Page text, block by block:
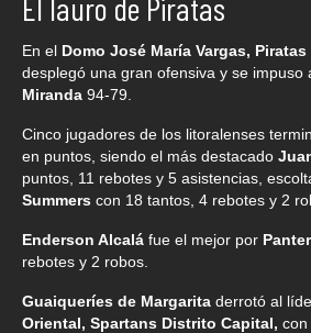
En el Domo José María Vargas,
desplegó una gran ofensiva y se impuso
Miranda 94-79.
Cinco jugadores de los litoralenses
en puntos, siendo el más destacado
puntos, 11 rebotes y 5 asistencias,
Summers con 18 tantos, 4 rebotes y 2
Enderson Alcalá fue el mejor por
rebotes y 2 robos.
Guaiqueríes de Margarita derrotó al
Oriental, Spartans Distrito Capital, con